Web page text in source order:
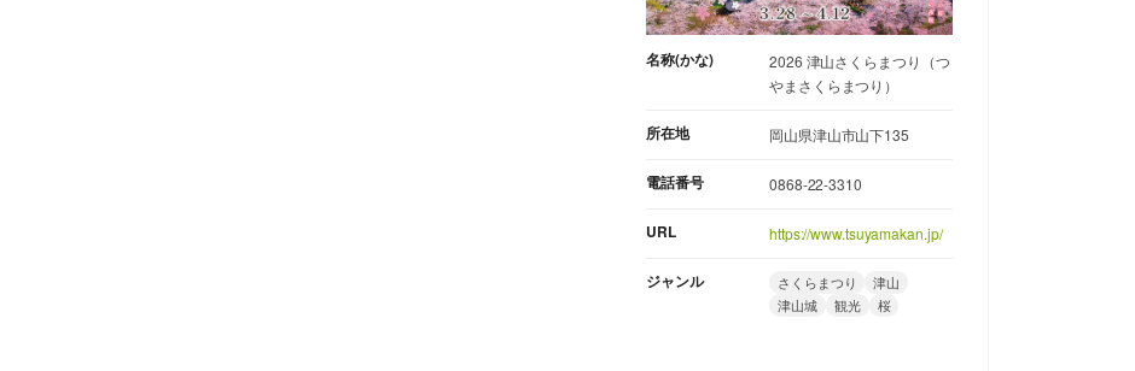
名称(かな)
2026 津山さくらまつり（つ
やまさくらまつり）
所在地 岡山県津山市山下135
電話番号 0868-22-3310
URL https://www.tsuyamakan.jp/
ジャンル さくらまつり
津山
津山城
観光 桜